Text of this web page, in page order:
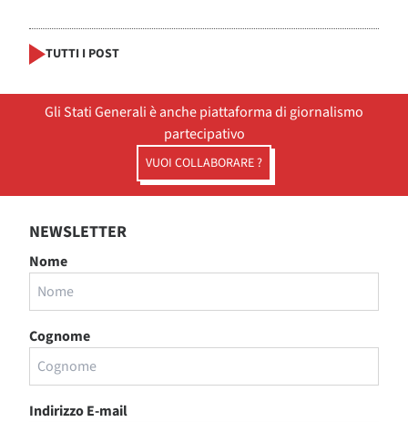
TUTTI I POST
Gli Stati Generali è anche piattaforma di giornalismo
partecipativo
VUOI COLLABORARE ?
NEWSLETTER
Nome
Cognome
Indirizzo E-mail